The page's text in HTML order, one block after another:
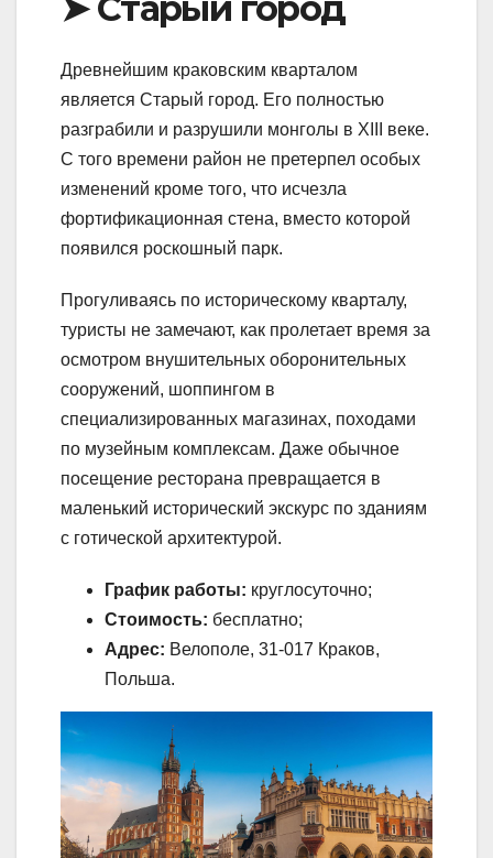
Древнейшим краковским кварталом
является Старый город. Его полностью
разграбили и разрушили монголы в XIII веке.
С того времени район не претерпел особых
изменений кроме того, что исчезла
фортификационная стена, вместо которой
появился роскошный парк.
Прогуливаясь по историческому кварталу,
туристы не замечают, как пролетает время за
осмотром внушительных оборонительных
сооружений, шоппингом в
специализированных магазинах, походами
по музейным комплексам. Даже обычное
посещение ресторана превращается в
маленький исторический экскурс по зданиям
с готической архитектурой.
График работы: круглосуточно;
Стоимость: бесплатно;
Адрес: Велополе, 31-017 Краков,
Польша.